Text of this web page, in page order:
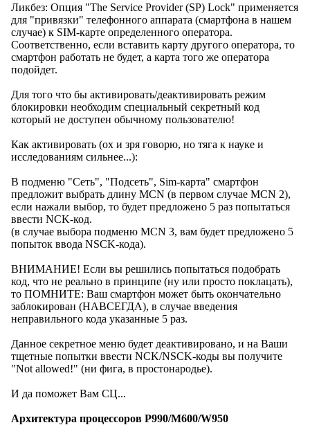
Ликбез: Опция "The Service Provider (SP) Lock" применяется
для "привязки" телефонного аппарата (смартфона в нашем
случае) к SIM-карте определенного оператора.
Соответственно, если вставить карту другого оператора, то
смартфон работать не будет, а карта того же оператора
подойдет.
Для того что бы активировать/деактивировать режим
блокировки необходим специальный секретный код
который не доступен обычному пользователю!
Как активировать (ох и зря говорю, но тяга к науке и
исследованиям сильнее...):
В подменю "Сеть", "Подсеть", Sim-карта" смартфон
предложит выбрать длину MCN (в первом случае MCN 2),
если нажали выбор, то будет предложено 5 раз попытаться
ввести NCK-код.
(в случае выбора подменю MCN 3, вам будет предложено 5
попыток ввода NSCK-кода).
ВНИМАНИЕ! Если вы решились попытаться подобрать
код, что не реально в принципе (ну или просто поклацать),
то ПОМНИТЕ: Ваш смартфон может быть окончательно
заблокирован (НАВСЕГДА), в случае введения
неправильного кода указанные 5 раз.
Данное секретное меню будет деактивировано, и на Ваши
тщетные попытки ввести NCK/NSCK-коды вы получите
"Not allowed!" (ни фига, в простонародье).
И да поможет Вам СЦ...
Архитектура процессоров P990/M600/W950